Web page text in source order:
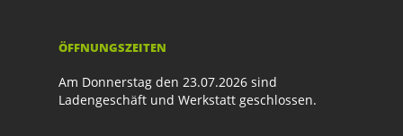
ÖFFNUNGSZEITEN
Am Donnerstag den 23.07.2026 sind
Ladengeschäft und Werkstatt geschlossen.